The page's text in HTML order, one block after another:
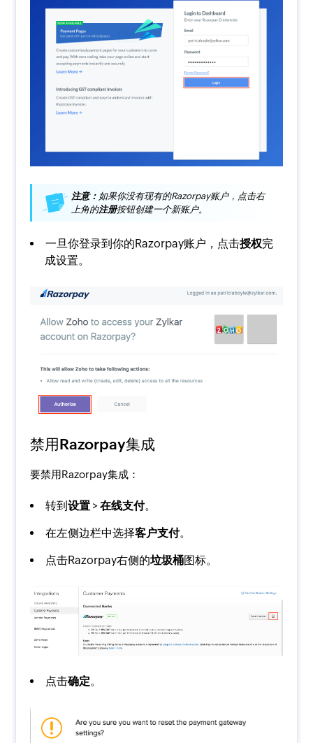
注意： 如果你没有现有的Razorpay账户，点击右
上角的注册按钮创建一个新账户。
一旦你登录到你的Razorpay账户，点击授权完
成设置。
禁用Razorpay集成
要禁用Razorpay集成：
转到设置 >在线支付。
在左侧边栏中选择客户支付。
点击Razorpay右侧的垃圾桶图标。
点击确定。